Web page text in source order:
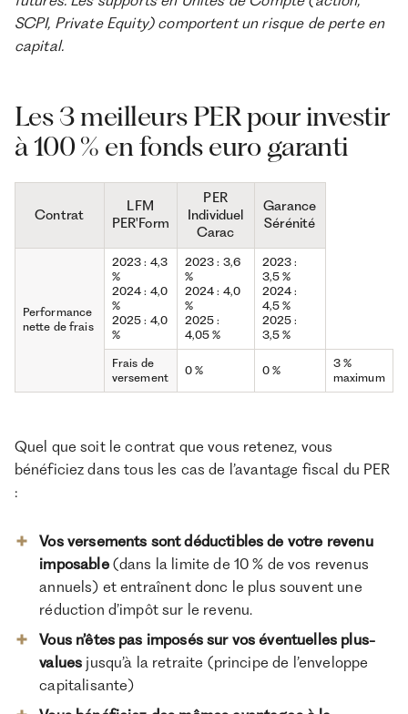
SCPI, Private Equity) comportent un risque de perte en
capital.
Les 3 meilleurs PER pour investir
à 100 % en fonds euro garanti
Contrat
LFM
PER'Form
PER
Individuel
Carac
Garance
Sérénité
Performance
nette de frais
2023 : 4,3
%
2024 : 4,0
%
2025 : 4,0
%
2023 : 3,6
%
2024 : 4,0
%
2025 :
4,05 %
2023 :
3,5 %
2024 :
4,5 %
2025 :
3,5 %
Frais de
versement
0 % 0 %
3 %
maximum
Quel que soit le contrat que vous retenez, vous
bénéficiez dans tous les cas de l’avantage fiscal du PER
:
Vos versements sont déductibles de votre revenu
imposable(dans la limite de 10 % de vos revenus
annuels) et entraînent donc le plus souvent une
réduction d’impôt sur le revenu.
Vous n’êtes pas imposés sur vos éventuelles plus-
values jusqu’à la retraite (principe de l’enveloppe
capitalisante)